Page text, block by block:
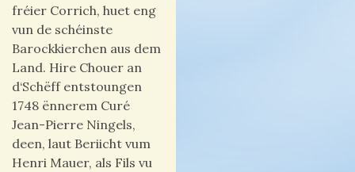
fréier Corrich, huet eng
vun de schéinste
Barockkierchen aus dem
Land. Hire Chouer an
d‘Schëff entstoungen
1748 ënnerem Curé
Jean-Pierre Ningels,
deen, laut Beriicht vum
Henri Mauer, als Fils vu